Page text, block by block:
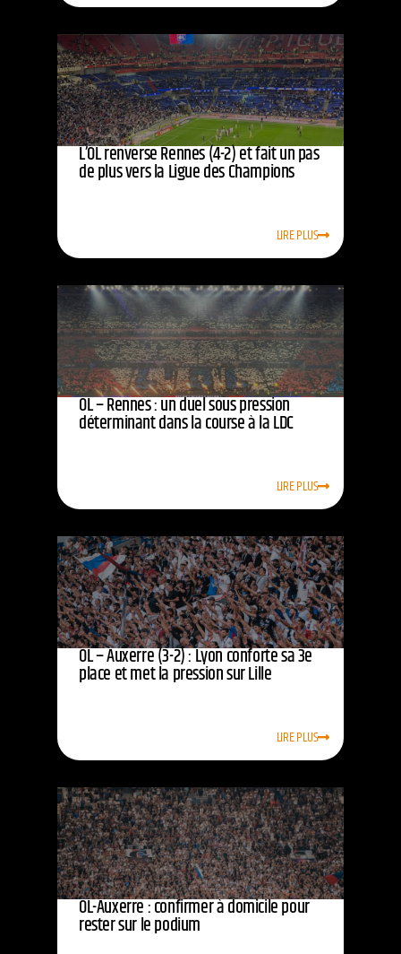
L’OL renverse Rennes (4-2) et fait un pas
de plus vers la Ligue des Champions
LIRE PLUS
OL – Rennes : un duel sous pression
déterminant dans la course à la LDC
LIRE PLUS
OL – Auxerre (3-2) : Lyon conforte sa 3e
place et met la pression sur Lille
LIRE PLUS
OL-Auxerre : confirmer à domicile pour
rester sur le podium